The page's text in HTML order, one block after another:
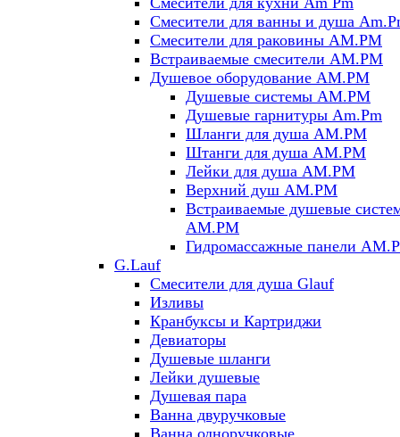
Смесители для ванны и душа
Смесители для раковины AM.PM
Встраиваемые смесители AM.PM
Душевое оборудование AM.PM
Душевые системы AM.PM
Душевые гарнитуры Am.Pm
Шланги для душа AM.PM
Штанги для душа AM.PM
Лейки для душа AM.PM
Верхний душ AM.PM
Встраиваемые душевые
AM.PM
Гидромассажные панели
G.Lauf
Смесители для душа Glauf
Изливы
Кранбуксы и Картриджи
Девиаторы
Душевые шланги
Лейки душевые
Душевая пара
Ванна двуручковые
Ванна одноручковые